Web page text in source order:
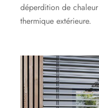
déperdition de
thermique extérieure.